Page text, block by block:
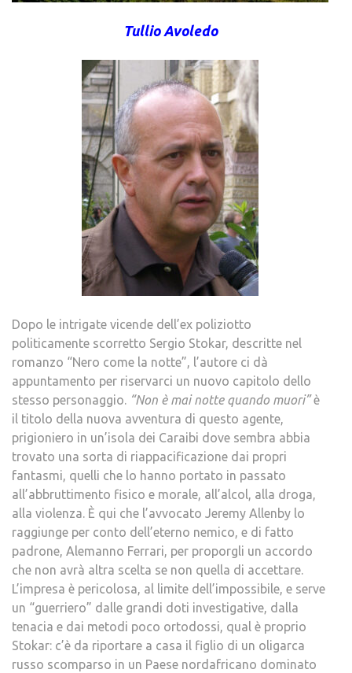
Tullio Avoledo
Dopo le intrigate vicende dell’ex poliziotto
politicamente scorretto Sergio Stokar, descritte nel
romanzo “Nero come la notte”, l’autore ci dà
appuntamento per riservarci un nuovo capitolo dello
stesso personaggio. “Non è mai notte quando muori”è
il titolo della nuova avventura di questo agente,
prigioniero in un’isola dei Caraibi dove sembra abbia
trovato una sorta di riappacificazione dai propri
fantasmi, quelli che lo hanno portato in passato
all’abbruttimento fisico e morale, all’alcol, alla droga,
alla violenza. È qui che l’avvocato Jeremy Allenby lo
raggiunge per conto dell’eterno nemico, e di fatto
padrone, Alemanno Ferrari, per proporgli un accordo
che non avrà altra scelta se non quella di accettare.
L’impresa è pericolosa, al limite dell’impossibile, e serve
un “guerriero” dalle grandi doti investigative, dalla
tenacia e dai metodi poco ortodossi, qual è proprio
Stokar: c’è da riportare a casa il figlio di un oligarca
russo scomparso in un Paese nordafricano dominato